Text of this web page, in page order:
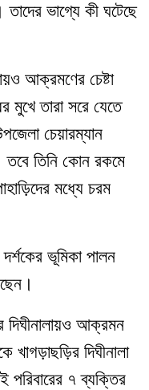
তাদের ভাগ্যে কী ঘটেছে
আক্রমণের চেষ্টা
মুখে তারা সরে যেতে
চেয়ারম্যান
তবে তিনি কোন রকমে
মধ্যে চরম
ভূমিকা পালন
।
দিঘীনালায়ও আক্রমন
খাগড়াছড়ির দিঘীনালা
পরিবারের ৭ ব্যক্তির